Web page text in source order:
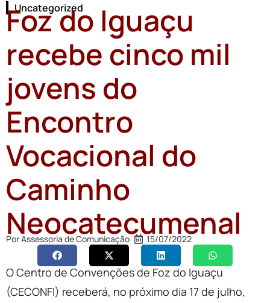
Uncategorized
Foz do Iguaçu
recebe cinco mil
jovens do
Encontro
Vocacional do
Caminho
Neocatecumenal
PorAssessoria de Comunicação 15/07/2022
O Centro de Convenções de Foz do Iguaçu
(CECONFI) receberá, no próximo dia 17 de julho,